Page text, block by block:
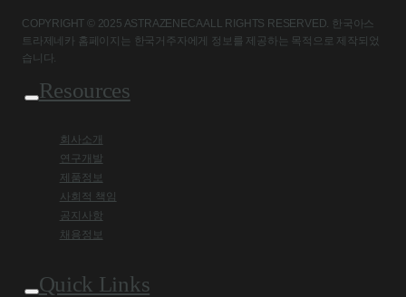
COPYRIGHT © 2025 ASTRAZENECA ALL RIGHTS RESERVED. 한국아스
트라제네카 홈페이지는 한국거주자에게 정보를 제공하는 목적으로 제작되었
습니다.
Resources
회사소개
연구개발
제품정보
사회적 책임
공지사항
채용정보
Quick Links